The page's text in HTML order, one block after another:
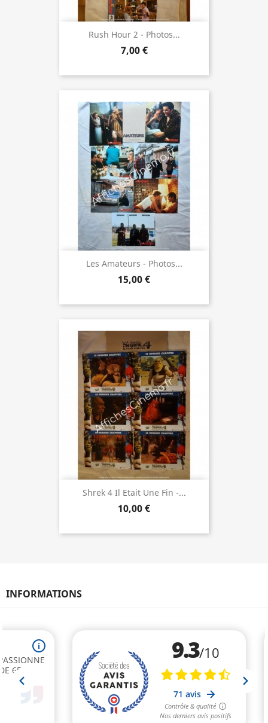
Rush Hour 2 - Photos...
7,00 €
Les Amateurs - Photos...
15,00 €
Shrek 4 Il Etait Une Fin -...
10,00 €
INFORMATIONS